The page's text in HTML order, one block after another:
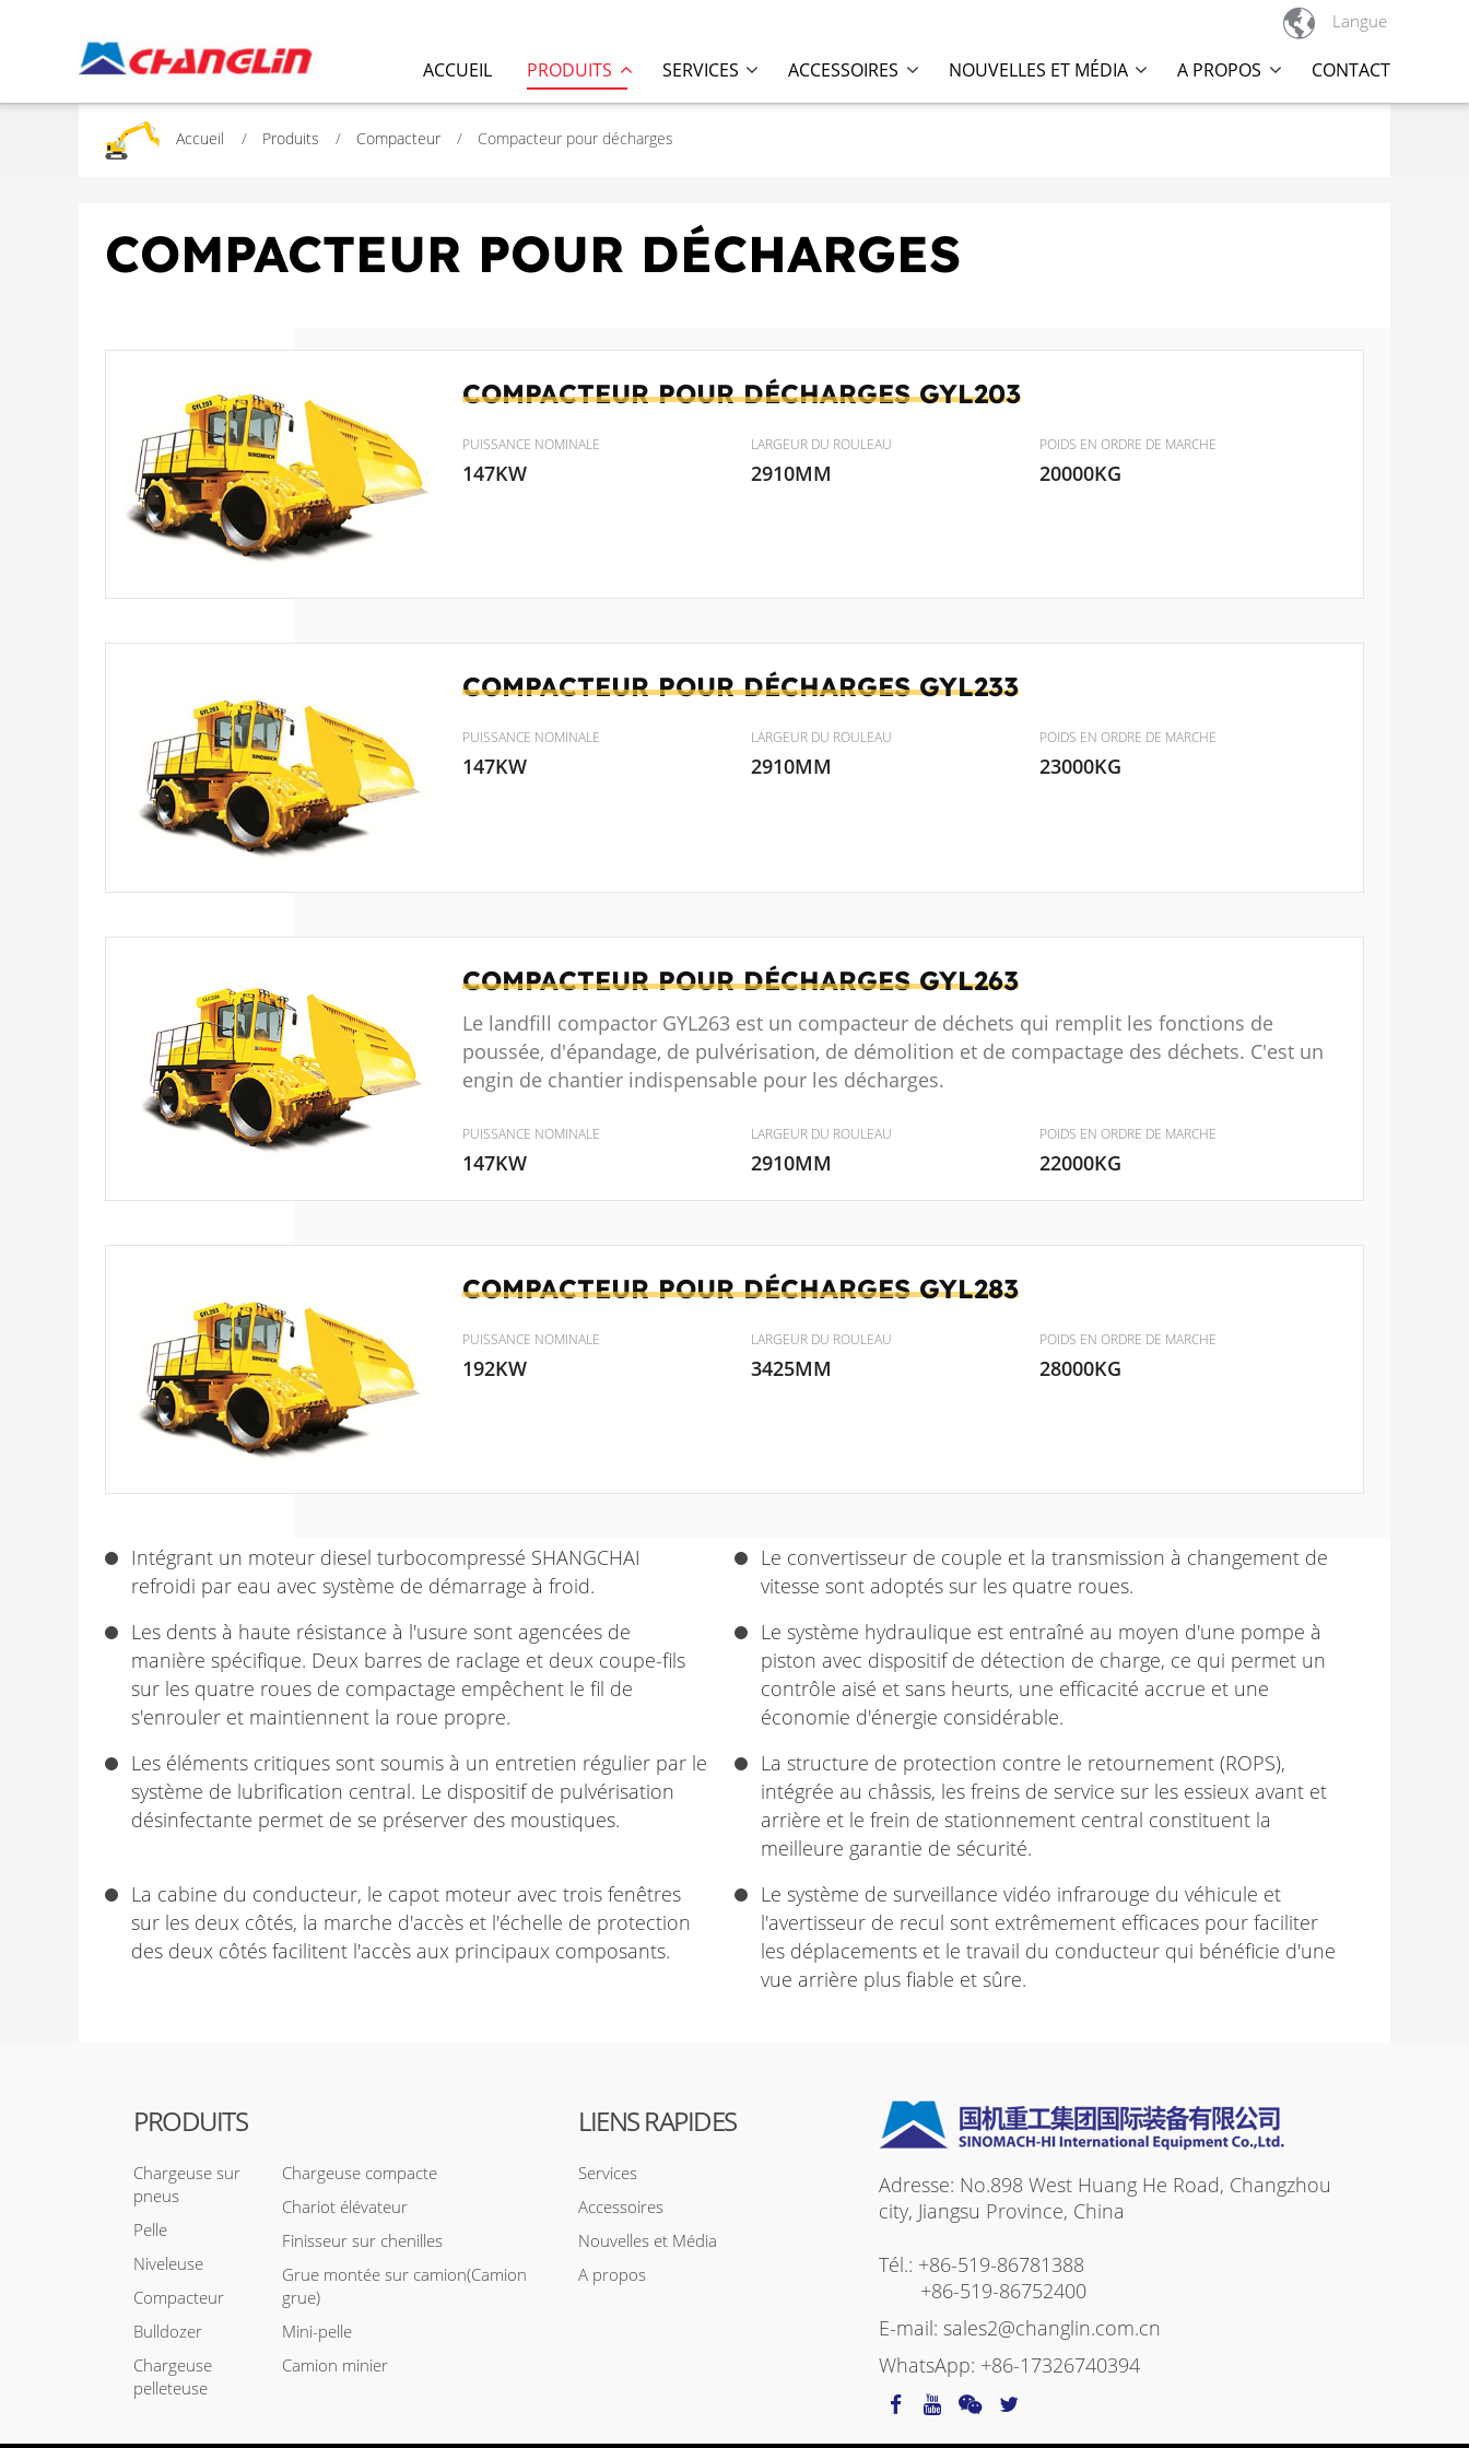
 Langue
ACCUEIL PRODUITS SERVICES ACCESSOIRES NOUVELLES ET MÉDIA A PROPOS CONTACT
Accueil Produits Compacteur Compacteur pour décharges
COMPACTEUR POUR DÉCHARGES
COMPACTEUR POUR DÉCHARGESGYL203
PUISSANCE NOMINALE
147KW
LARGEUR DU ROULEAU
2910MM
POIDS EN ORDRE DE MARCHE
20000KG
COMPACTEUR POUR DÉCHARGESGYL233
PUISSANCE NOMINALE
147KW
LARGEUR DU ROULEAU
2910MM
POIDS EN ORDRE DE MARCHE
23000KG
COMPACTEUR POUR DÉCHARGESGYL263
Le landfill compactor GYL263 est un compacteur de déchets qui remplit les fonctions de
poussée, d'épandage, de pulvérisation, de démolition et de compactage des déchets. C'est un
engin de chantier indispensable pour les décharges.
PUISSANCE NOMINALE
147KW
LARGEUR DU ROULEAU
2910MM
POIDS EN ORDRE DE MARCHE
22000KG
COMPACTEUR POUR DÉCHARGESGYL283
PUISSANCE NOMINALE
192KW
LARGEUR DU ROULEAU
3425MM
POIDS EN ORDRE DE MARCHE
28000KG
Intégrant un moteur diesel turbocompressé SHANGCHAI
refroidi par eau avec système de démarrage à froid.
Le convertisseur de couple et la transmission à changement de
vitesse sont adoptés sur les quatre roues.
Les dents à haute résistance à l'usure sont agencées de
manière spécifique. Deux barres de raclage et deux coupe-fils
sur les quatre roues de compactage empêchent le fil de
s'enrouler et maintiennent la roue propre.
Le système hydraulique est entraîné au moyen d'une pompe à
piston avec dispositif de détection de charge, ce qui permet un
contrôle aisé et sans heurts, une efficacité accrue et une
économie d'énergie considérable.
Les éléments critiques sont soumis à un entretien régulier par le
système de lubrification central. Le dispositif de pulvérisation
désinfectante permet de se préserver des moustiques.
La structure de protection contre le retournement (ROPS),
intégrée au châssis, les freins de service sur les essieux avant et
arrière et le frein de stationnement central constituent la
meilleure garantie de sécurité.
La cabine du conducteur, le capot moteur avec trois fenêtres
sur les deux côtés, la marche d'accès et l'échelle de protection
des deux côtés facilitent l'accès aux principaux composants.
Le système de surveillance vidéo infrarouge du véhicule et
l'avertisseur de recul sont extrêmement efficaces pour faciliter
les déplacements et le travail du conducteur qui bénéficie d'une
vue arrière plus fiable et sûre.
Adresse: No.898 West Huang He Road, Changzhou
city, Jiangsu Province, China
Tél.: +86-519-86781388
+86-519-86752400
E-mail: sales2@changlin.com.cn
WhatsApp: +86-17326740394

PRODUITS
Chargeuse sur
pneus
Pelle
Niveleuse
Compacteur
Bulldozer
Chargeuse
pelleteuse
Chargeuse compacte
Chariot élévateur
Finisseur sur chenilles
Grue montée sur camion(Camion
grue)
Mini-pelle
Camion minier
LIENS RAPIDES
Services
Accessoires
Nouvelles et Média
A propos